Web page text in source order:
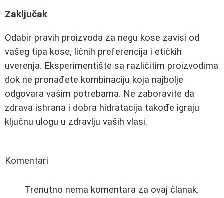
Zaključak
Odabir pravih proizvoda za negu kose zavisi od
vašeg tipa kose, ličnih preferencija i etičkih
uverenja. Eksperimentište sa različitim proizvodima
dok ne pronađete kombinaciju koja najbolje
odgovara vašim potrebama. Ne zaboravite da
zdrava ishrana i dobra hidratacija takođe igraju
ključnu ulogu u zdravlju vaših vlasi.
Komentari
Trenutno nema komentara za ovaj članak.